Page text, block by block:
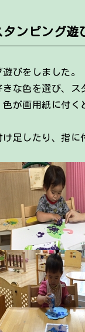
ンピング遊
びをしました。
な色を選び、ス
が画用紙に付
足したり、指